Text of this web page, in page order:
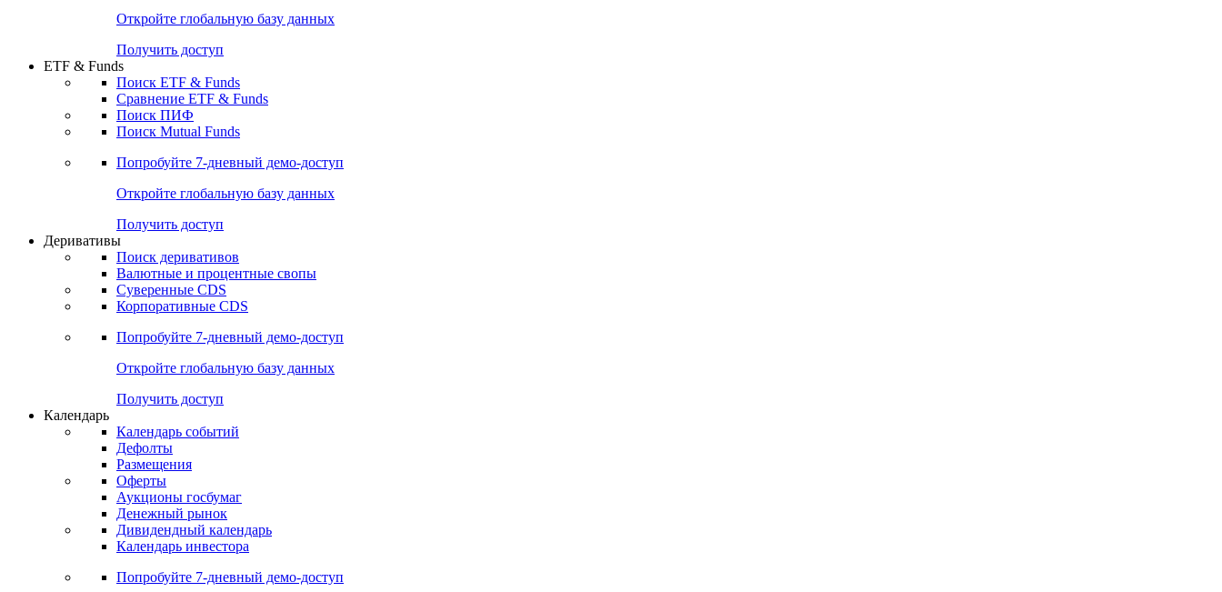
Откройте глобальную базу данных
Получить доступ
ETF & Funds
Поиск ETF & Funds
Сравнение ETF & Funds
Поиск ПИФ
Поиск Mutual Funds
Попробуйте 7-дневный демо-доступ
Откройте глобальную базу данных
Получить доступ
Деривативы
Поиск деривативов
Валютные и процентные свопы
Суверенные CDS
Корпоративные CDS
Попробуйте 7-дневный демо-доступ
Откройте глобальную базу данных
Получить доступ
Календарь
Календарь событий
Дефолты
Размещения
Оферты
Аукционы госбумаг
Денежный рынок
Дивидендный календарь
Календарь инвестора
Попробуйте 7-дневный демо-доступ